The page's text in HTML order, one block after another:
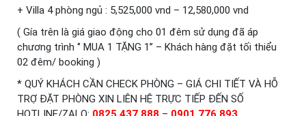
+ Villa 4 phòng ngủ : 5,525,000 vnd – 12,580,000 vnd
( Gía trên là giá giao động cho 01 đêm sử dụng đã áp
chương trình ‘’ MUA 1 TẶNG 1’’ – Khách hàng đặt tối thiểu
02 đêm/ booking )
* QUÝ KHÁCH CẦN CHECK PHÒNG – GIÁ CHI TIẾT VÀ HỖ
TRỢ ĐẶT PHÒNG XIN LIÊN HỆ TRỰC TIẾP ĐẾN SỐ